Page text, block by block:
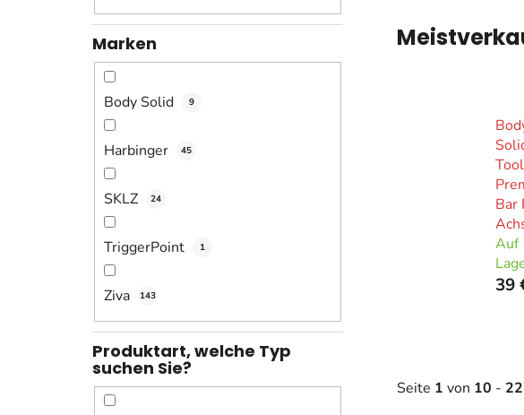
Marken
Body Solid 9
Harbinger 45
SKLZ 24
TriggerPoint 1
Ziva 143
Produktart, welche Typ
suchen Sie?
Bar
Auf
39
Seite 1 von 10 -